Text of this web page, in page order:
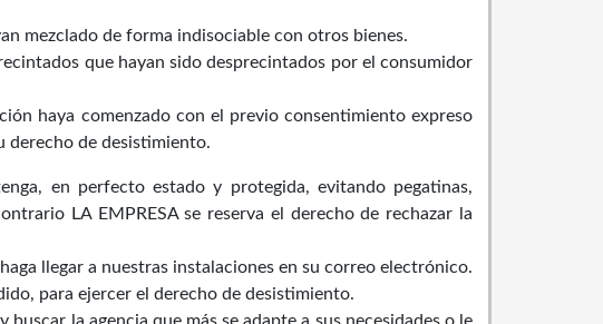
mezclado de forma indisociable con otros bienes.
que hayan sido desprecintados por el consumidor
haya comenzado con el previo consentimiento expreso
derecho de desistimiento.
en perfecto estado y protegida, evitando pegatinas,
LA EMPRESA se reserva el derecho de rechazar la
llegar a nuestras instalaciones en su correo electrónico.
para ejercer el derecho de desistimiento.